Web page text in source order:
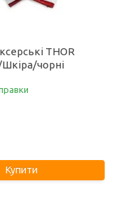
THOR
Шкіра/чорні
Купити